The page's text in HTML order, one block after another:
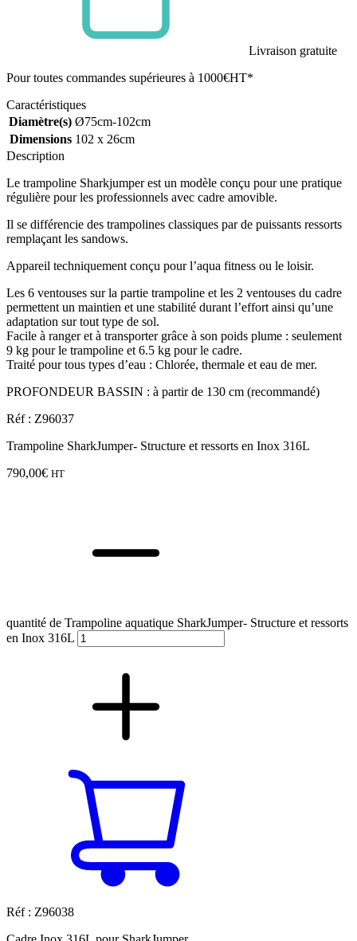
Livraison gratuite
Pour toutes commandes supérieures à 1000€HT*
Caractéristiques
Diamètre(s) Ø75cm-102cm
Dimensions 102 x 26cm
Description
Le trampoline Sharkjumper est un modèle conçu pour une pratique
régulière pour les professionnels avec cadre amovible.
Il se différencie des trampolines classiques par de puissants ressorts
remplaçant les sandows.
Appareil techniquement conçu pour l’aqua fitness ou le loisir.
Les 6 ventouses sur la partie trampoline et les 2 ventouses du cadre
permettent un maintien et une stabilité durant l’effort ainsi qu’une
adaptation sur tout type de sol.
Facile à ranger et à transporter grâce à son poids plume : seulement
9 kg pour le trampoline et 6.5 kg pour le cadre.
Traité pour tous types d’eau : Chlorée, thermale et eau de mer.
PROFONDEUR BASSIN : à partir de 130 cm (recommandé)
Réf : Z96037
Trampoline SharkJumper- Structure et ressorts en Inox 316L
790,00€ HT
quantité de Trampoline aquatique SharkJumper- Structure et ressorts
en Inox 316L
Réf : Z96038